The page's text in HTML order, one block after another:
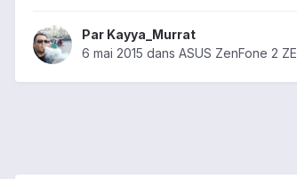
Par Kayya_Murrat
6 mai 2015 dans ASUS ZenFone 2